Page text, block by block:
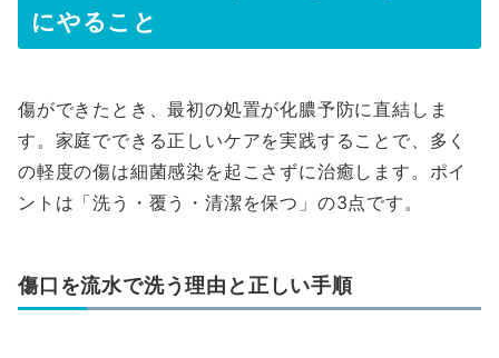
にやること
傷ができたとき、最初の処置が化膿予防に直結しま
す。家庭でできる正しいケアを実践することで、多く
の軽度の傷は細菌感染を起こさずに治癒します。ポイ
ントは「洗う・覆う・清潔を保つ」の3点です。
傷口を流水で洗う理由と正しい手順